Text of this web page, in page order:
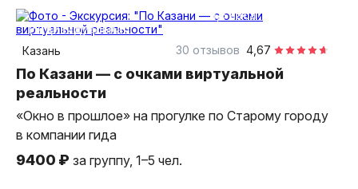
1,5 часа
индивидуальная
Казань
4,67
30 отзывов
По Казани — с очками виртуальной
реальности
«Окно в прошлое» на прогулке по Старому городу
в компании гида
9400 ₽ за группу, 1–5 чел.